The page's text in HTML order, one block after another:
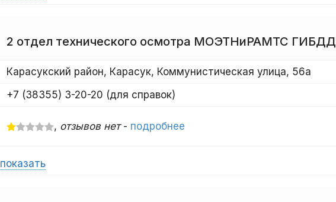
2 отдел технического осмотра МОЭТНиРАМТС ГИБДД
Карасукский район, Карасук, Коммунистическая улица, 56а
+7 (38355) 3-20-20 (для справок)
, отзывов нет- подробнее
показать